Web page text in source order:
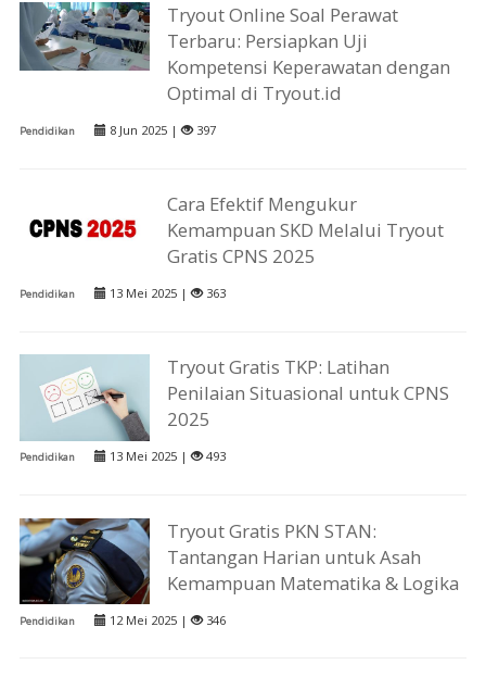
Tryout Online Soal Perawat
Terbaru: Persiapkan Uji
Kompetensi Keperawatan dengan
Optimal di Tryout.id
Pendidikan 8 Jun 2025 | 397
Cara Efektif Mengukur
Kemampuan SKD Melalui Tryout
Gratis CPNS 2025
Pendidikan 13 Mei 2025 | 363
Tryout Gratis TKP: Latihan
Penilaian Situasional untuk CPNS
2025
Pendidikan 13 Mei 2025 | 493
Tryout Gratis PKN STAN:
Tantangan Harian untuk Asah
Kemampuan Matematika & Logika
Pendidikan 12 Mei 2025 | 346